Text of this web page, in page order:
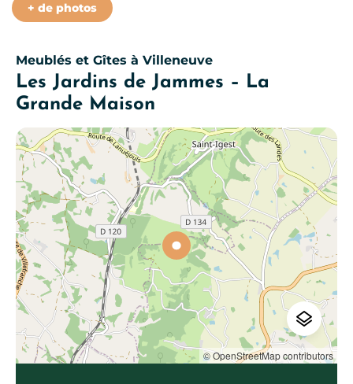
Meublés et Gîtes à Villeneuve
Les Jardins de Jammes – La
Grande Maison
+ de photos
© OpenStreetMap contributors